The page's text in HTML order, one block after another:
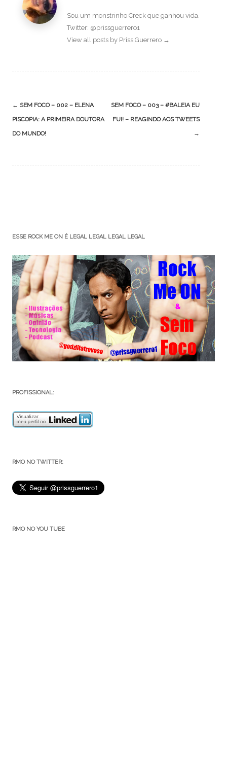
Sou um monstrinho Creck que ganhou vida.
Twitter: @prissguerrero1
View all posts by Priss Guerrero →
Post
navigation
← SEM FOCO – 002 – ELENA
PISCOPIA: A PRIMEIRA DOUTORA
DO MUNDO!
SEM FOCO – 003 – #BALEIA EU
FUI! – REAGINDO AOS TWEETS
→
ESSE ROCK ME ON É LEGAL LEGAL LEGAL LEGAL
PROFISSIONAL:
RMO NO TWITTER:
RMO NO YOU TUBE